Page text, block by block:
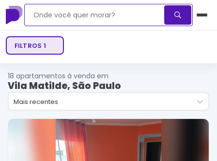
FILTROS 1
18 apartamentos à venda em
Vila Matilde, São Paulo
Mais recentes